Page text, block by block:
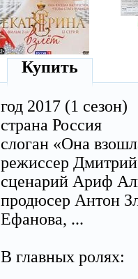
Купить
год 2017 (1 сезон)
страна Россия
слоган «Она
режиссер
сценарий Ариф
продюсер Антон
Ефанова, ...
В главных ролях: